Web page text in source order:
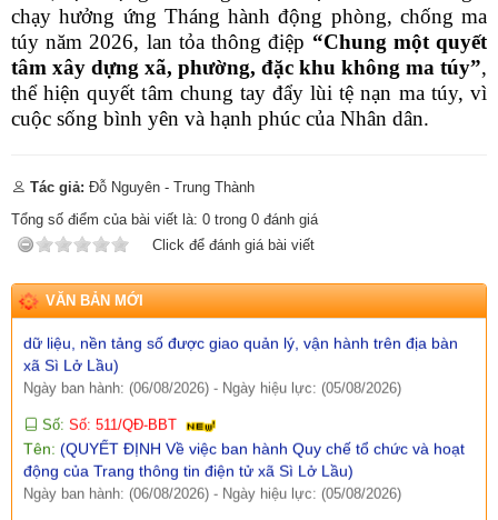
chạy hưởng ứng Tháng hành động phòng, chống ma
túy năm 2026, lan tỏa thông điệp “Chung một quyết
tâm xây dựng xã, phường, đặc khu không ma túy”,
thể hiện quyết tâm chung tay đẩy lùi tệ nạn ma túy, vì
cuộc sống bình yên và hạnh phúc của Nhân dân.
Tác giả: Đỗ Nguyên - Trung Thành
Tổng số điểm của bài viết là: 0 trong 0 đánh giá
Click để đánh giá bài viết
VĂN BẢN MỚI
Ngày ban hành: (07/08/2026) - Ngày hiệu lực: (05/08/2026)
Số:Số: 1858/UBND-VP
Tên:(V/v triển khai thực hiện Nghị định số 301/2026/NĐ-CP
ngày 30/7/2026 của Chính phủ)
Ngày ban hành: (07/08/2026) -Ngày hiệu lực: (05/08/2026)
Tên:
(V/v Rà soát các điểm dân cư có nguy cơ sạt lở và lập
phương án sơ tán khi cần thiết.)
Ngày ban hành: (07/08/2026) -Ngày hiệu lực: (06/08/2026)
Tên:(V/v thông tin kết quả rà soát các hệ thống thông tin, cơ sở
dữ liệu, nền tảng số được giao quản lý, vận hành trên địa bàn
Ngày ban hành: (06/08/2026) -Ngày hiệu lực: (05/08/2026)
Số:Số: 511/QĐ-BBT
động của Trang thông tin điện tử xã Sì Lở Lầu)
Ngày ban hành: (06/08/2026) - Ngày hiệu lực: (05/08/2026)
Số:Số:1844 /KH-UBND